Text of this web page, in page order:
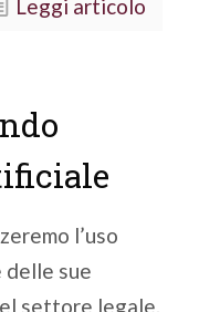
Leggi articolo
l’uso
sue
settore legale.